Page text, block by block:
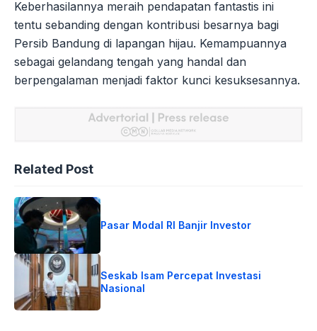
Keberhasilannya meraih pendapatan fantastis ini
tentu sebanding dengan kontribusi besarnya bagi
Persib Bandung di lapangan hijau. Kemampuannya
sebagai gelandang tengah yang handal dan
berpengalaman menjadi faktor kunci kesuksesannya.
Related Post
Pasar Modal RI Banjir Investor
Seskab Isam Percepat Investasi
Nasional